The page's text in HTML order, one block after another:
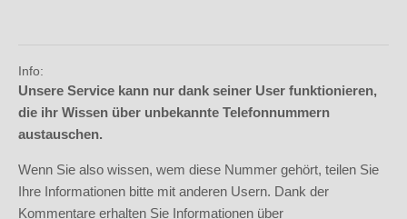
Info:
Unsere Service kann nur dank seiner User funktionieren,
die ihr Wissen über unbekannte Telefonnummern
austauschen.
Wenn Sie also wissen, wem diese Nummer gehört, teilen Sie
Ihre Informationen bitte mit anderen Usern. Dank der
Kommentare erhalten Sie Informationen über